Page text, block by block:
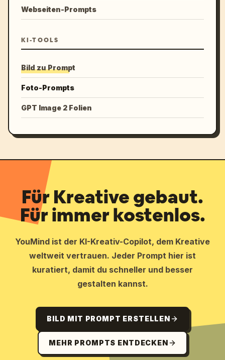
Webseiten-Prompts
KI-TOOLS
Bild zu Prompt
Foto-Prompts
GPT Image 2 Folien
Für Kreative gebaut.
Für immer kostenlos.
YouMind ist der KI-Kreativ-Copilot, dem Kreative
weltweit vertrauen. Jeder Prompt hier ist
kuratiert, damit du schneller und besser
gestalten kannst.
BILD MIT PROMPT ERSTELLEN
MEHR PROMPTS ENTDECKEN